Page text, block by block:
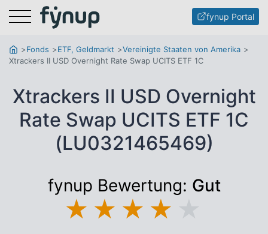
Menu fynup Portal
Fonds ETF, Geldmarkt
Vereinigte Staaten von Amerika
Xtrackers II USD Overnight Rate Swap UCITS ETF 1C
Xtrackers II USD Overnight
Rate Swap UCITS ETF 1C
(LU0321465469)
fynup Bewertung: Gut
★ ★ ★ ★